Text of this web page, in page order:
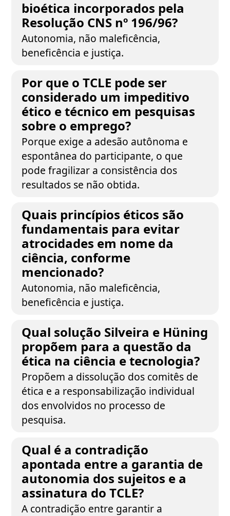
bioética incorporados pela
Resolução CNS nº 196/96?
Autonomia, não maleficência,
beneficência e justiça.
Por que o TCLE pode ser
considerado um impeditivo
ético e técnico em pesquisas
sobre o emprego?
Porque exige a adesão autônoma e
espontânea do participante, o que
pode fragilizar a consistência dos
resultados se não obtida.
Quais princípios éticos são
fundamentais para evitar
atrocidades em nome da
ciência, conforme
mencionado?
Autonomia, não maleficência,
beneficência e justiça.
Qual solução Silveira e Hüning
propõem para a questão da
ética na ciência e tecnologia?
Propõem a dissolução dos comitês de
ética e a responsabilização individual
dos envolvidos no processo de
pesquisa.
Qual é a contradição
apontada entre a garantia de
autonomia dos sujeitos e a
assinatura do TCLE?
A contradição entre garantir a